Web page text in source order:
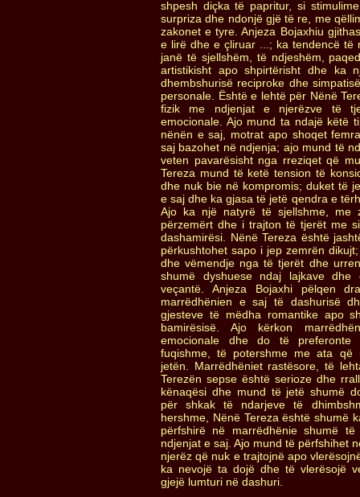
shpesh diçka të papritur, si
surpriza dhe ndonjë gjë të re, me
zakonet e tyre. Anjeza Bojaxhiu
e lirë dhe e çliruar ...; ka tendencë të
janë të sjellshëm, të ndjeshëm,
artistikisht apo shpirtërisht dhe ka
dhembshurisë reciproke dhe
personale. Është e lehtë për Nënë
fizik me ndjenjat e njerëzve të
emocionale. Ajo mund ta ndajë këtë
nënën e saj, motrat apo shoqet
saj bazohet në ndjenja; ajo mund të
veten pavarësisht nga rreziqet që
Tereza mund të ketë tension të
dhe nuk bie në kompromis; duket të
e saj dhe ka gjasa të jetë qendra e
Ajo ka një natyrë të sjellshme, me
përzemërt dhe i trajton të tjerët me
dashamirësi. Nënë Tereza është
përkushtohet sapo i jep zemrën
dhe vëmendje nga të tjerët dhe
shumë dyshuese ndaj lajkave
veçantë. Anjeza Bojaxhi pëlqen
marrëdhënien e saj të dashurisë
gjesteve të mëdha romantike apo
bamirësisë. Ajo kërkon
emocionale dhe do të preferonte
fuqishme, të potershme me ata që
jetën. Marrëdhëniet rastësore, të
Terezën sepse është serioze dhe
kënaqësi dhe mund të jetë shumë
për shkak të ndarjeve të
hershme, Nënë Tereza është shumë
përfshirë në marrëdhënie shumë
ndjenjat e saj. Ajo mund të përfshihet
njerëz që nuk e trajtojnë apo
ka nevojë ta dojë dhe të vlerësojë
gjejë lumturi në dashuri.